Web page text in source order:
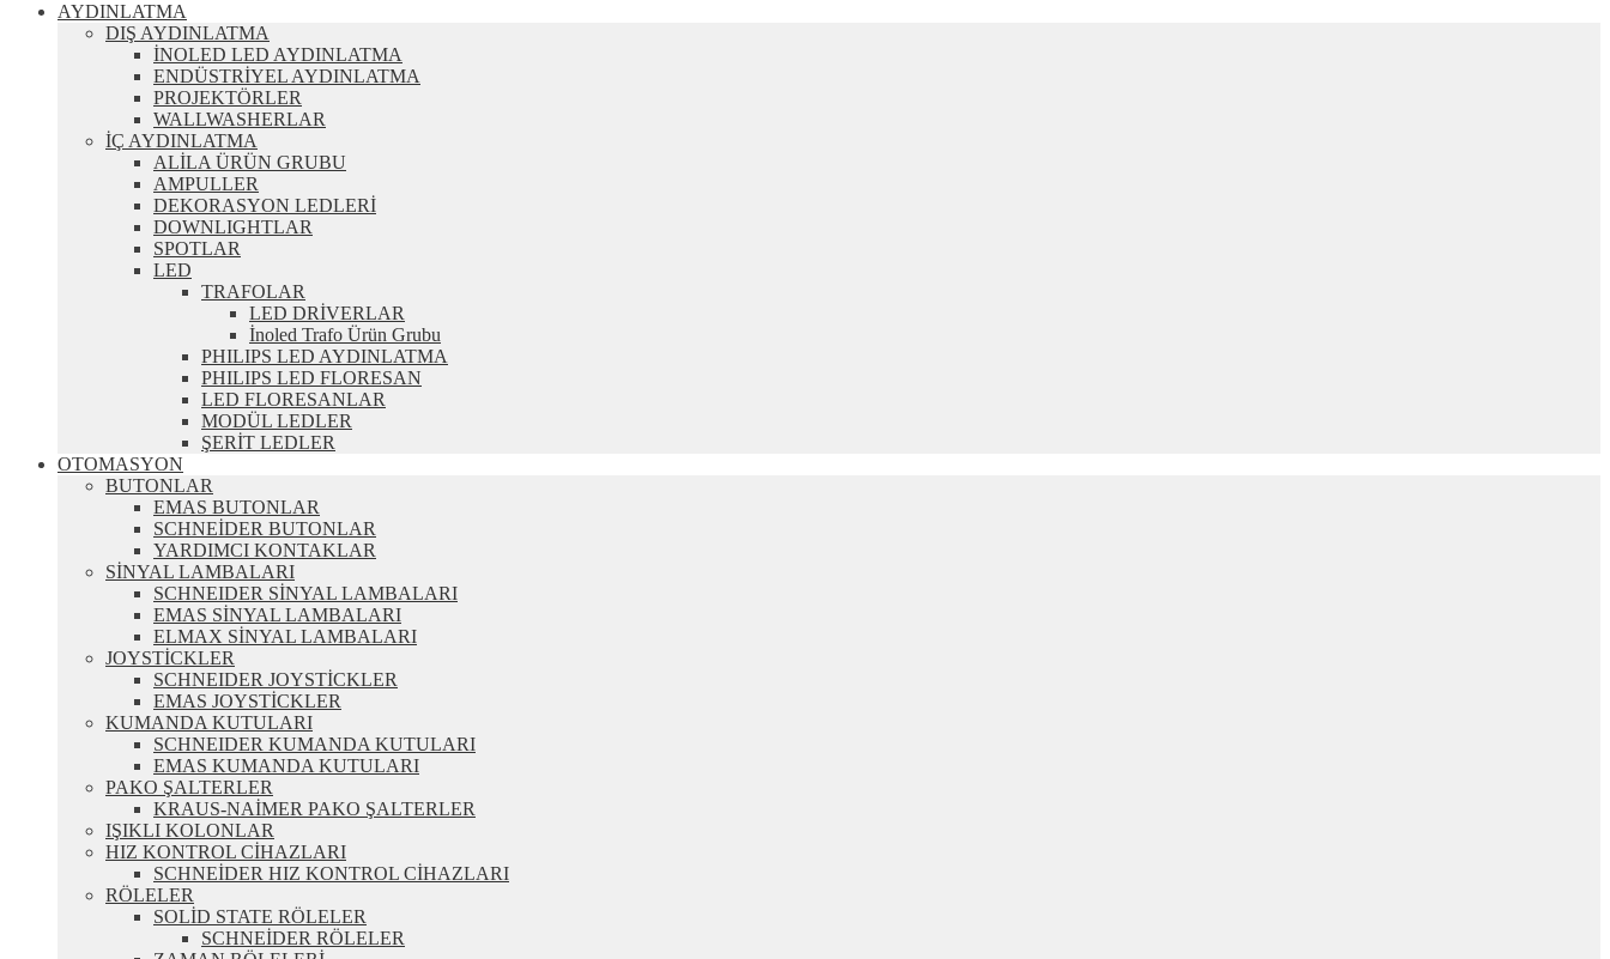
AYDINLATMA
DIŞ AYDINLATMA
İNOLED LED AYDINLATMA
ENDÜSTRİYEL AYDINLATMA
PROJEKTÖRLER
WALLWASHERLAR
İÇ AYDINLATMA
ALİLA ÜRÜN GRUBU
AMPULLER
DEKORASYON LEDLERİ
DOWNLIGHTLAR
SPOTLAR
LED
TRAFOLAR
LED DRİVERLAR
İnoled Trafo Ürün Grubu
PHILIPS LED AYDINLATMA
PHILIPS LED FLORESAN
LED FLORESANLAR
MODÜL LEDLER
ŞERİT LEDLER
OTOMASYON
BUTONLAR
EMAS BUTONLAR
SCHNEİDER BUTONLAR
YARDIMCI KONTAKLAR
SİNYAL LAMBALARI
SCHNEIDER SİNYAL LAMBALARI
EMAS SİNYAL LAMBALARI
ELMAX SİNYAL LAMBALARI
JOYSTİCKLER
SCHNEIDER JOYSTİCKLER
EMAS JOYSTİCKLER
KUMANDA KUTULARI
SCHNEIDER KUMANDA KUTULARI
EMAS KUMANDA KUTULARI
PAKO ŞALTERLER
KRAUS-NAİMER PAKO ŞALTERLER
IŞIKLI KOLONLAR
HIZ KONTROL CİHAZLARI
SCHNEİDER HIZ KONTROL CİHAZLARI
RÖLELER
SOLİD STATE RÖLELER
SCHNEİDER RÖLELER